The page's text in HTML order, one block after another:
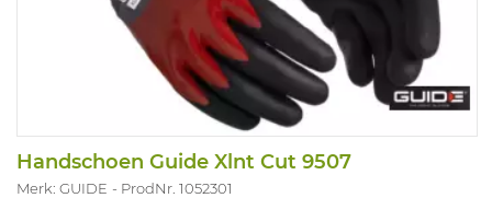
Handschoen Guide Xlnt Cut 9507
Merk: GUIDE ProdNr. 1052301